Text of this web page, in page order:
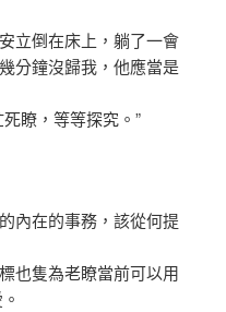
倒在床上，躺了一會
分鐘沒歸我，他應當是
瞭，等等探究。”
在的事務，該從何提
隻為老瞭當前可以用